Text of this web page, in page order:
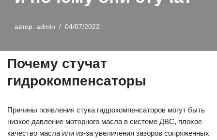
автор: admin 04/07/2022
Почему стучат
гидрокомпенсаторы
Причины появления стука гидрокомпенсаторов могут быть
низкое давление моторного масла в системе ДВС, плохое
качество масла или из-за увеличения зазоров сопряженных